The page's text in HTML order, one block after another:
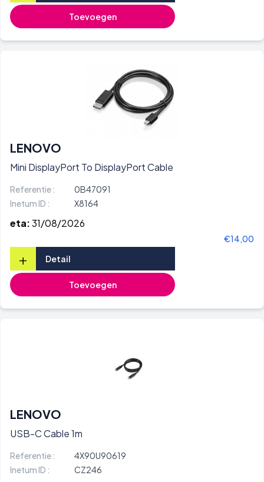
Toevoegen
LENOVO
Mini DisplayPort To DisplayPort Cable
Referentie :
0B47091
Inetum ID :
X8164
eta:31/08/2026
€14,00
+ Detail
Toevoegen
LENOVO
USB-C Cable 1m
Referentie :
4X90U90619
Inetum ID :
CZ246